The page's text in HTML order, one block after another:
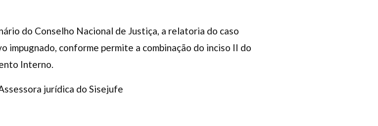
do Conselho Nacional de Justiça, a relatoria do caso
conforme permite a combinação do inciso II do
Interno.
jurídica do Sisejufe